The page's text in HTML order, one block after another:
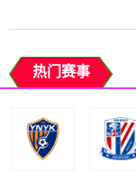
热门赛事